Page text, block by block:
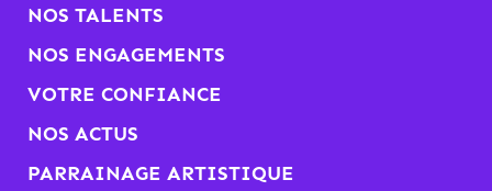
NOS TALENTS
NOS ENGAGEMENTS
VOTRE CONFIANCE
NOS ACTUS
PARRAINAGE ARTISTIQUE